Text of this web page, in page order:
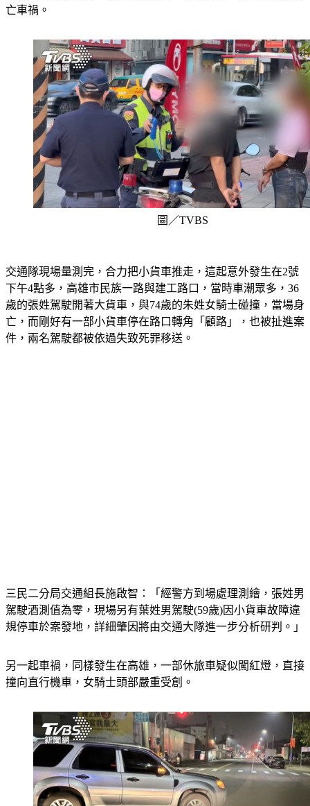
圖／TVBS
下午4點多，高雄市民族一路與建工路口，當時車潮眾多，36
歲的張姓駕駛開著大貨車，與74歲的朱姓女騎士碰撞，當場身
亡，而剛好有一部小貨車停在路口轉角「顧路」，也被扯進案
件，兩名駕駛都被依過失致死罪移送。
駕駛酒測值為零，現場另有葉姓男駕駛(59歲)因小貨車故障違
規停車於案發地，詳細肇因將由交通大隊進一步分析研判。」
撞向直行機車，女騎士頭部嚴重受創。